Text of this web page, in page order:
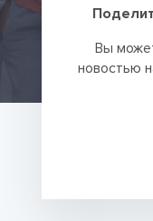
Вы
новостью